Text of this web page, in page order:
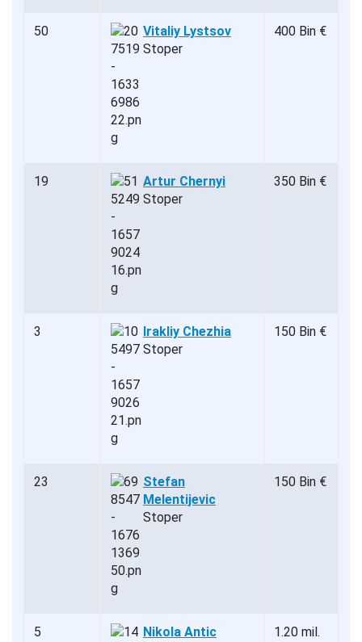
50
Vitaliy Lystsov
Stoper
400 Bin €
19
Artur Chernyi
Stoper
350 Bin €
3
Irakliy Chezhia
Stoper
150 Bin €
23
Stefan
Melentijevic
Stoper
150 Bin €
5
Nikola Antic
1.20 mil.